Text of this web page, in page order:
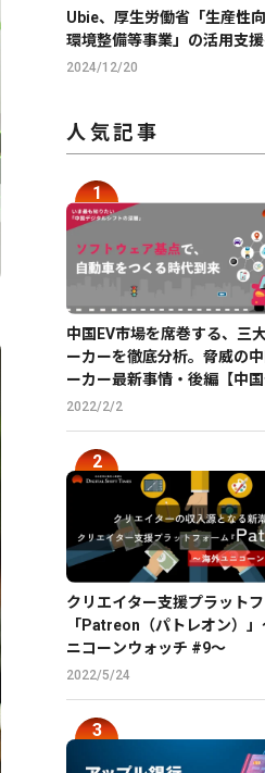
Ubie、厚生労働省「生産性
環境整備等事業」の活用支
2024/12/20
人気記事
中国EV市場を席巻する、三
ーカーを徹底分析。脅威の
ーカー最新事情・後編【中国
企業最前線】
2022/2/2
クリエイター支援プラット
「Patreon（パトレオン）
ニコーンウォッチ #9〜
2022/5/24